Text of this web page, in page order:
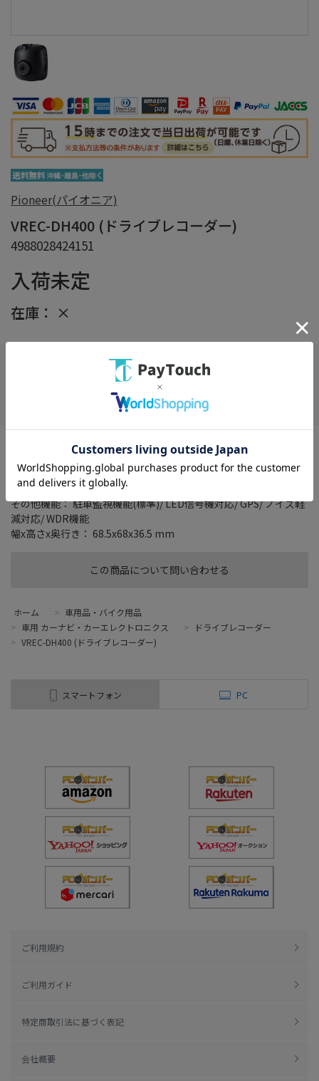
Pioneer(パイオニア)
VREC-DH400 (ドライブレコーダー)
4988028424151
入荷未定
在庫： ×
この商品について問い合わせる
在庫がありません
対応メディア： microSDHCカード(8GB-32GB)
録画機能： 常時録画/G(加速度)センサー録画/手動録画
画素数： 撮影素子：約207万画素
録画ファイル構成(常時録画)： 1分/3分/5分
その他機能： 駐車監視機能(標準)/ LED信号機対応/ GPS/ ノイズ軽
減対応/ WDR機能
幅x高さx奥行き： 68.5x68x36.5 mm
ホーム > 車用品・バイク用品
> 車用 カーナビ・カーエレクトロニクス >
ドライブレコーダー
> VREC-DH400 (ドライブレコーダー)
スマートフォン PC
ご利用規約
ご利用ガイド
特定商取引法に基づく表記
会社概要